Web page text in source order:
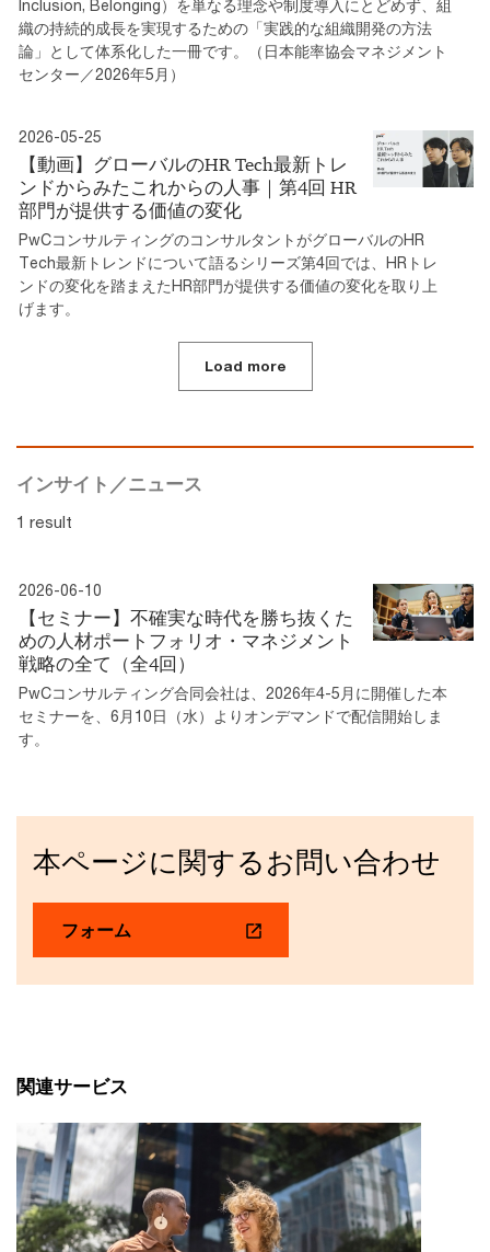
Inclusion, Belonging）を単なる理念や制度導入にとどめず、組
織の持続的成長を実現するための「実践的な組織開発の方法
論」として体系化した一冊です。（日本能率協会マネジメント
センター／2026年5月）
2026-05-25
【動画】グローバルのHR Tech最新トレ
ンドからみたこれからの人事｜第4回 HR
部門が提供する価値の変化
PwCコンサルティングのコンサルタントがグローバルのHR
Tech最新トレンドについて語るシリーズ第4回では、HRトレ
ンドの変化を踏まえたHR部門が提供する価値の変化を取り上
げます。
Load more
インサイト／ニュース
1 result
2026-06-10
【セミナー】不確実な時代を勝ち抜くた
めの人材ポートフォリオ・マネジメント
戦略の全て（全4回）
PwCコンサルティング合同会社は、2026年4-5月に開催した本
セミナーを、6月10日（水）よりオンデマンドで配信開始しま
す。
本ページに関するお問い合わせ
フォーム
関連サービス